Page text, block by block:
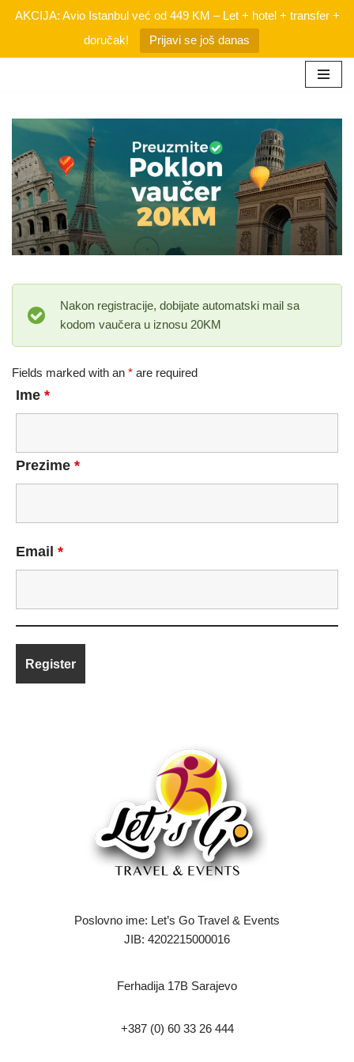
AKCIJA: Avio Istanbul već od 449 KM – Let + hotel + transfer +
doručak!
Prijavi se još danas
to
content
Nakon registracije, dobijate automatski mail sa
kodom vaučera u iznosu 20KM
Fields marked with an * are required
Ime *
Prezime *
Email *
Poslovno ime: Let’s Go Travel & Events
JIB: 4202215000016
Ferhadija 17B Sarajevo
+387 (0) 60 33 26 444